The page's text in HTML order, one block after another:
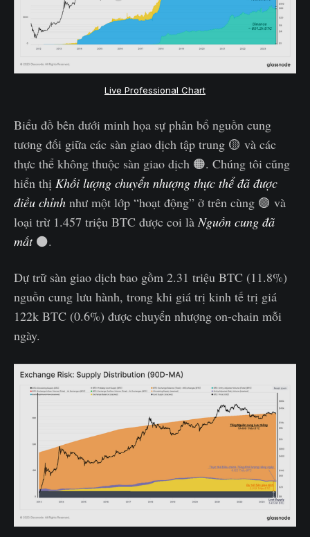
Live Professional Chart
Biểu đồ bên dưới minh họa sự phân bổ nguồn cung
tương đối giữa các sàn giao dịch tập trung 🟡 và các
thực thể không thuộc sàn giao dịch 🟠. Chúng tôi cũng
hiển thị Khối lượng chuyển nhượng thực thể đã được
điều chỉnh như một lớp “hoạt động” ở trên cùng 🟣 và
loại trừ 1.457 triệu BTC được coi làNguồn cung đã
mất⚫.
Dự trữ sàn giao dịch bao gồm 2.31 triệu BTC (11.8%)
nguồn cung lưu hành, trong khi giá trị kinh tế trị giá
122k BTC (0.6%) được chuyển nhượng on-chain mỗi
ngày.